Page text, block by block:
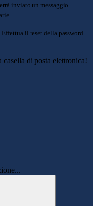
inviato un messaggio
il reset della password
di posta elettronica!